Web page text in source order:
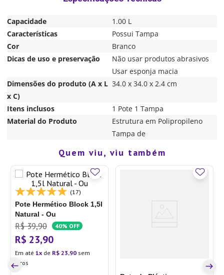
Capacidade
1.00 L
Características
Possui Tampa
Cor
Branco
Dicas de uso e preservação
Não usar produtos abrasivos
Usar esponja macia
Dimensões do produto (A x L
x C)
34.0 x 34.0 x 2.4 cm
Itens inclusos
1 Pote 1 Tampa
Material do Produto
Estrutura em Polipropileno
Tampa de
Quem viu, viu também
(17)
Pote Hermético Block 1,5l
Natural - Ou
R$ 39,90 40% OFF
R$ 23,90
Em até 1 de R$ 23,90 sem
juros